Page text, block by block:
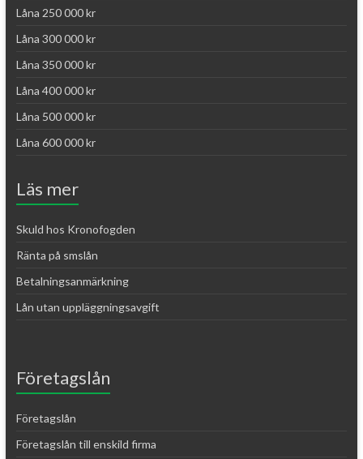
Låna 250 000 kr
Låna 300 000 kr
Låna 350 000 kr
Låna 400 000 kr
Låna 500 000 kr
Låna 600 000 kr
Läs mer
Skuld hos Kronofogden
Ränta på smslån
Betalningsanmärkning
Lån utan uppläggningsavgift
Företagslån
Företagslån
Företagslån till enskild firma